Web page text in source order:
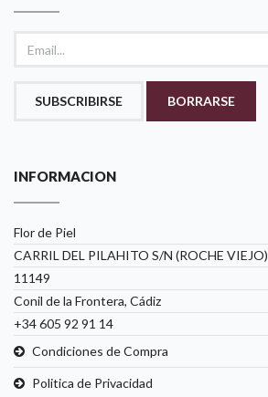
SUBSCRIBIRSE BORRARSE
INFORMACION
Flor de Piel
CARRIL DEL PILAHITO S/N (ROCHE VIEJO)
11149
Conil de la Frontera, Cádiz
+34 605 92 91 14
Condiciones de Compra
Politica de Privacidad